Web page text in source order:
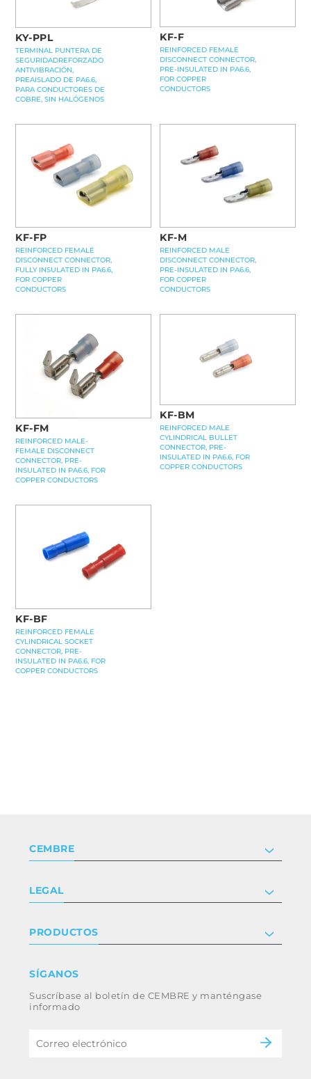
KY-PPL
TERMINAL PUNTERA DE
SEGURIDADREFORZADO
ANTIVIBRACIÓN,
PREAISLADO DE PA6.6,
PARA CONDUCTORES DE
COBRE, SIN HALÓGENOS
KF-F
REINFORCED FEMALE
DISCONNECT CONNECTOR,
PRE-INSULATED IN PA6.6,
FOR COPPER
CONDUCTORS
KF-FP
REINFORCED FEMALE
DISCONNECT CONNECTOR,
FULLY INSULATED IN PA6.6,
FOR COPPER
CONDUCTORS
KF-M
REINFORCED MALE
DISCONNECT CONNECTOR,
PRE-INSULATED IN PA6.6,
FOR COPPER
CONDUCTORS
KF-FM
REINFORCED MALE-
FEMALE DISCONNECT
CONNECTOR, PRE-
INSULATED IN PA6.6, FOR
COPPER CONDUCTORS
KF-BM
REINFORCED MALE
CYLINDRICAL BULLET
CONNECTOR, PRE-
INSULATED IN PA6.6, FOR
COPPER CONDUCTORS
KF-BF
REINFORCED FEMALE
CYLINDRICAL SOCKET
CONNECTOR, PRE-
INSULATED IN PA6.6, FOR
COPPER CONDUCTORS
CEMBRE
Certificaciones
Trabaja con nosotros
LEGAL
Términos y condiciones
Whistleblowing
Código ético y política anticorrupción del
grupo
PRODUCTOS
Industria
Energía
B2B Disclaimer
SÍGANOS
Suscríbase al boletín de CEMBRE y manténgase
informado